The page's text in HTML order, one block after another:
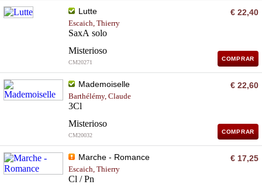
Lutte
Escaich, Thierry
SaxA solo
Misterioso
CM20271
€ 22,40
COMPRAR
Mademoiselle
Barthélémy, Claude
3Cl
Misterioso
CM20032
€ 22,60
COMPRAR
Marche - Romance
Escaich, Thierry
Cl / Pn
€ 17,25